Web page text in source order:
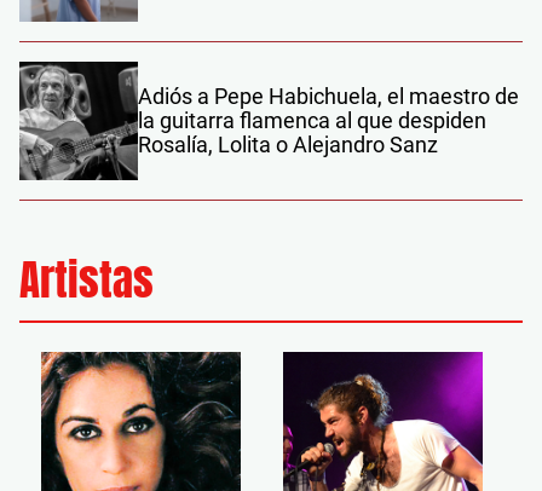
Adiós a Pepe Habichuela, el maestro de
la guitarra flamenca al que despiden
Rosalía, Lolita o Alejandro Sanz
Artistas